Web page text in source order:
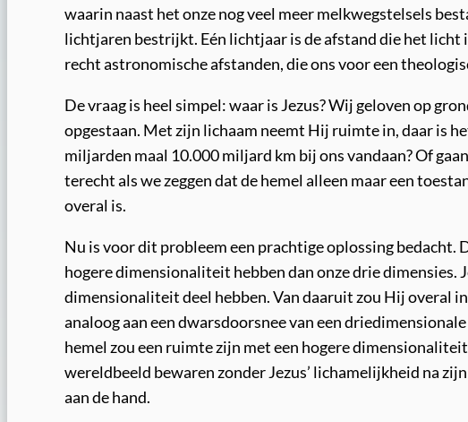
waarin naast het onze nog veel meer melkwegstelsels
lichtjaren bestrijkt. Eén lichtjaar is de afstand die het
recht astronomische afstanden, die ons voor een
De vraag is heel simpel: waar is Jezus? Wij geloven op
opgestaan. Met zijn lichaam neemt Hij ruimte in, daar is
miljarden maal 10.000 miljard km bij ons vandaan? Of
terecht als we zeggen dat de hemel alleen maar een
overal is.
Nu is voor dit probleem een prachtige oplossing
hogere dimensionaliteit hebben dan onze drie dimensies.
dimensionaliteit deel hebben. Van daaruit zou Hij overal
analoog aan een dwarsdoorsnee van een
hemel zou een ruimte zijn met een hogere
wereldbeeld bewaren zonder Jezus’ lichamelijkheid na
aan de hand.